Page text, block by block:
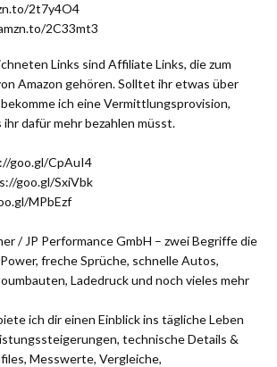
2t7y4O4
2C33mt3
Links sind Affiliate Links, die zum
Amazon gehören. Solltet ihr etwas über
ich eine Vermittlungsprovision,
dafür mehr bezahlen müsst.
goo.gl/CpAuI4
goo.gl/SxiVbk
MPbEzf
/ JP Performance GmbH – zwei Begriffe die
freche Sprüche, schnelle Autos,
Ladedruck und noch vieles mehr
ich dir einen Einblick ins tägliche Leben
technische Details &
Messwerte, Vergleiche,